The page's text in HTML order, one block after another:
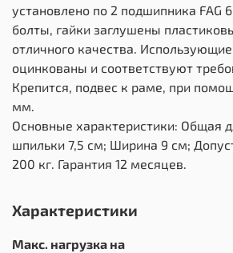
установлено по 2 подшипника FAG
болты, гайки заглушены
отличного качества.
оцинкованы и соответствуют
Крепится, подвес к раме, при
мм.
Основные характеристики: Общая
шпильки 7,5 см; Ширина 9 см;
200 кг. Гарантия 12 месяцев.
Характеристики
Макс. нагрузка на